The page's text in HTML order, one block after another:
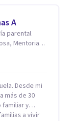
cual
se basa en
(ACT),
puedas
mayor
A
parental
Mentoria
Desde mi
más de 30
familiar y
a vivir